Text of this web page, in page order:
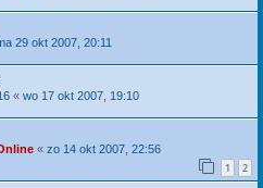
29 okt 2007, 20:11
« wo 17 okt 2007, 19:10
« zo 14 okt 2007, 22:56
1 2